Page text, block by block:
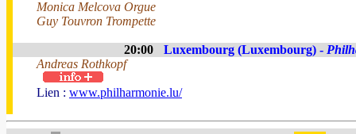
Monica Melcova Orgue
Guy Touvron Trompette
20:00 Luxembourg (Luxembourg) -
Andreas Rothkopf
Lien : www.philharmonie.lu/